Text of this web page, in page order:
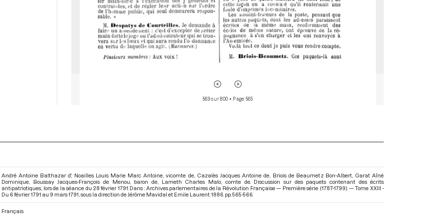
569 sur 800 • Page 565
André Antoine Balthazar d', Noailles Louis Marie Marc Antoine, vicomte de, Cazalès Jacques Antoine de, Briois de Beaumetz Bon-Albert, Garat Aîné
Dominique, Boussay Jacques-François de Menou, baron de, Lameth Charles Malo, comte de. Discussion sur des paquets contenant des écrits
antipatriotiques, lors de la séance du 28 février 1791. Dans : Archives parlementaires de la Révolution Française — Première série (1787-1799) — Tome XXIII -
Du 6 février 1791 au 9 mars 1791 , sous la direction de Jérôme Mavidal et Emile Laurent. 1886. pp. 565-566.
Français